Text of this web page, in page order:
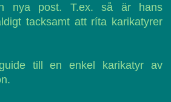
nya post. T.ex. så är hans
tacksamt att ríta karikatyrer
till en enkel karikatyr av